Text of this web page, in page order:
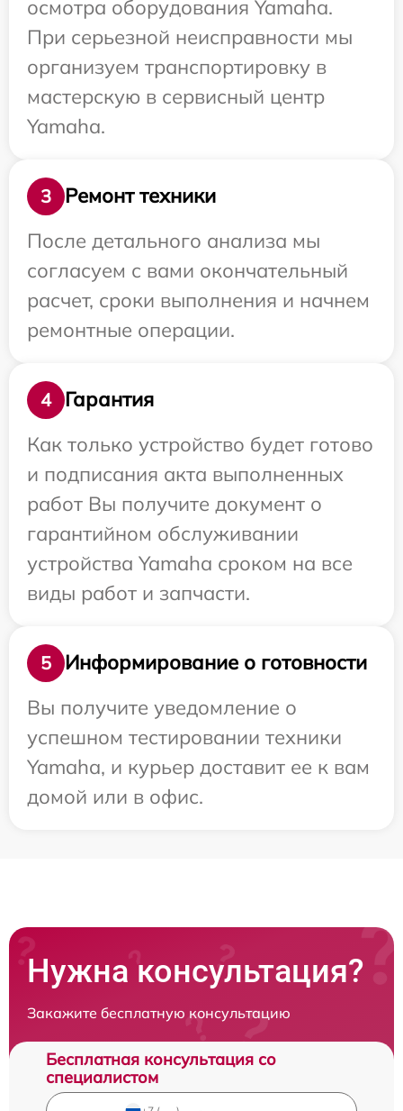
осмотра оборудования Yamaha.
При серьезной неисправности мы
организуем транспортировку в
мастерскую в сервисный центр
Yamaha.
3
Ремонт техники
После детального анализа мы
согласуем с вами окончательный
расчет, сроки выполнения и начнем
ремонтные операции.
4
Гарантия
Как только устройство будет готово
и подписания акта выполненных
работ Вы получите документ о
гарантийном обслуживании
устройства Yamaha сроком на все
виды работ и запчасти.
5
Информирование о готовности
Вы получите уведомление о
успешном тестировании техники
Yamaha, и курьер доставит ее к вам
домой или в офис.
Нужна консультация?
Закажите бесплатную консультацию
Бесплатная консультация со
специалистом